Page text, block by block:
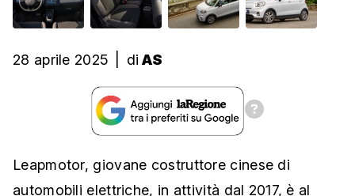
28 aprile 2025 di AS
Leapmotor, giovane costruttore cinese di
automobili elettriche, in attività dal 2017, è al